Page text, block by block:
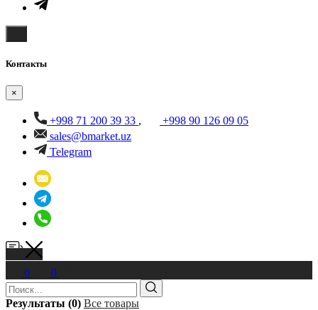
Контакты
×
+998 71 200 39 33 ,
+998 90 126 09 05
sales@bmarket.uz
Telegram
0 0
Результаты (0) Все товары